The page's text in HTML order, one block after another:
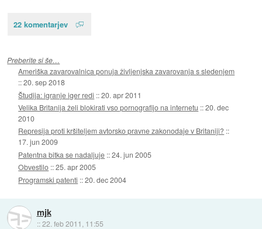
22 komentarjev
Preberite si še…
Ameriška zavarovalnica ponuja življenjska zavarovanja s sledenjem
::20. sep 2018
Študija: igranje iger redi ::20. apr 2011
Velika Britanija želi blokirati vso pornografijo na internetu ::20. dec
2010
Represija proti kršiteljem avtorsko pravne zakonodaje v Britaniji? ::
17. jun 2009
Patentna bitka se nadaljuje ::24. jun 2005
Obvestilo ::25. apr 2005
Programski patenti ::20. dec 2004
mjk
::22. feb 2011, 11:55